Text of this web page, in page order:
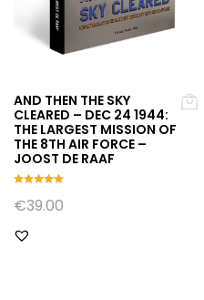
AND THEN THE SKY
CLEARED – DEC 24 1944:
THE LARGEST MISSION OF
THE 8TH AIR FORCE –
JOOST DE RAAF
Gewaarde
erd
uit 5
€39.00